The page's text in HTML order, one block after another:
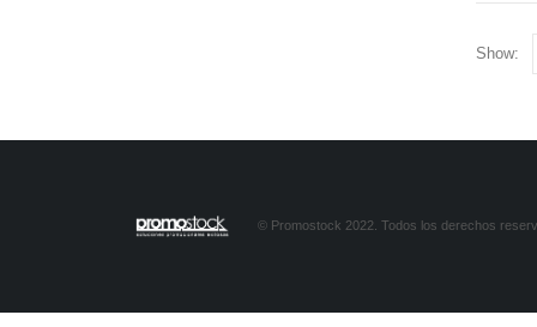
Show:
© Promostock 2022. Todos los derechos